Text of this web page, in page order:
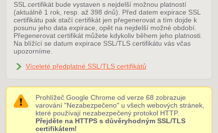
SSL certifikát bude vystaven s nejdelší možnou platností
(aktuálně 1 rok, resp. až 398 dnů). Před datem expirace SSL
certifikátu pak stačí certifikát jen přegenerovat a tím dojde k
posunu jeho data expirace, opět na nejdelší možné období.
Přegenerovat certifikát můžete kdykoliv během jeho platnosti.
Na blížící se datum expirace SSL/TLS certifikátu vás včas
upozorníme.
Víceleté předplatné SSL/TLS certifikátů
Prohlížeč Google Chrome od verze 68 zobrazuje
varování "Nezabezpečeno" u všech webových stránek,
které používají nezabezpečený protokol HTTP.
Přejděte na HTTPS s důvěryhodným SSL/TLS
certifikátem!